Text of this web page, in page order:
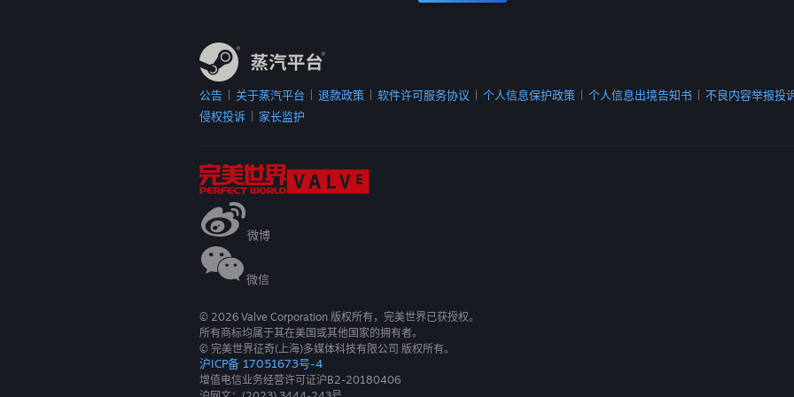
公告 关于蒸汽平台 退款政策 软件许可服务协议 个人信息保护政策 个人信息出境告知书
不良内容举报投
侵权投诉
家长监护
微博
微信
© 2026 Valve Corporation 版权所有，完美世界已获授权。
所有商标均属于其在美国或其他国家的拥有者。
© 完美世界征奇(上海)多媒体科技有限公司 版权所有。
沪ICP备 17051673号-4
增值电信业务经营许可证沪B2-20180406